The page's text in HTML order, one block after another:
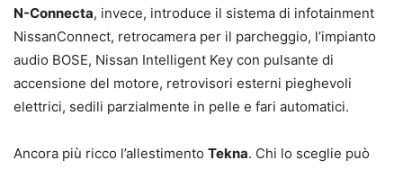
N-Connecta, invece, introduce il sistema di infotainment
NissanConnect, retrocamera per il parcheggio, l’impianto
audio BOSE, Nissan Intelligent Key con pulsante di
accensione del motore, retrovisori esterni pieghevoli
elettrici, sedili parzialmente in pelle e fari automatici.
Ancora più ricco l’allestimento Tekna. Chi lo sceglie può